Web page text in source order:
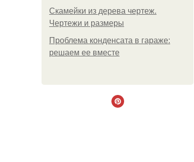
Скамейки из дерева чертеж.
Чертежи и размеры
Проблема конденсата в гараже:
решаем ее вместе